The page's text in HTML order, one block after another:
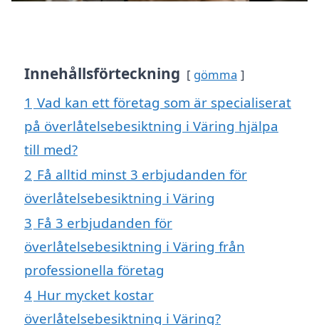
Innehållsförteckning gömma
1 Vad kan ett företag som är specialiserat
på överlåtelsebesiktning i Väring hjälpa
till med?
2 Få alltid minst 3 erbjudanden för
överlåtelsebesiktning i Väring
3 Få 3 erbjudanden för
överlåtelsebesiktning i Väring från
professionella företag
4 Hur mycket kostar
överlåtelsebesiktning i Väring?